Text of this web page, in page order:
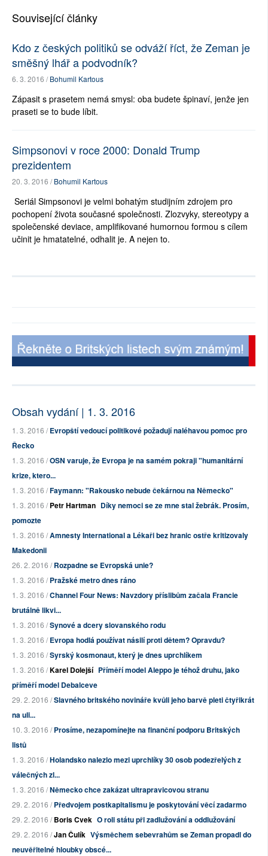
Související články
Kdo z českých politiků se odváží říct, že Zeman je
směšný lhář a podvodník?
6. 3. 2016 /Bohumil Kartous
Zápasit s prasetem nemá smysl: oba budete špinaví, jenže jen
praseti se to bude líbit.
Simpsonovi v roce 2000: Donald Trump
prezidentem
20. 3. 2016 /Bohumil Kartous
Seriál Simpsonovi je velmi bohatým studijním zdrojem pro
pochopení života současné společnosti. Zlozvyky, stereotypy a
společenské deviace, amplifikované humornou formou s cílem
učinit je hmatatelné, odhalit je. A nejen to.
Obsah vydání | 1. 3. 2016
1. 3. 2016 /Evropští vedoucí politikové požadují naléhavou pomoc pro
Řecko
1. 3. 2016 /OSN varuje, že Evropa je na samém pokraji "humanitární
krize, ktero...
1. 3. 2016 /Faymann: "Rakousko nebude čekárnou na Německo"
1. 3. 2016 /Petr Hartman Díky nemoci se ze mne stal žebrák. Prosím,
pomozte
1. 3. 2016 /Amnesty International a Lékaři bez hranic ostře kritizovaly
Makedonii
26. 2. 2016 /Rozpadne se Evropská unie?
1. 3. 2016 /Pražské metro dnes ráno
1. 3. 2016 /Channel Four News: Navzdory příslibům začala Francie
brutálně likvi...
1. 3. 2016 /Synové a dcery slovanského rodu
1. 3. 2016 /Evropa hodlá používat násilí proti dětem? Opravdu?
1. 3. 2016 /Syrský kosmonaut, který je dnes uprchlíkem
1. 3. 2016 /Karel Dolejší Příměří model Aleppo je téhož druhu, jako
příměří model Debalceve
29. 2. 2016 /Slavného britského novináře kvůli jeho barvě pleti čtyřikrát
na uli...
10. 3. 2016 /Prosíme, nezapomínejte na finanční podporu Britských
listů
1. 3. 2016 /Holandsko nalezlo mezi uprchlíky 30 osob podezřelých z
válečných zl...
1. 3. 2016 /Německo chce zakázat ultrapravicovou stranu
29. 2. 2016 /Předvojem postkapitalismu je poskytování věcí zadarmo
29. 2. 2016 /Boris Cvek O roli státu při zadlužování a oddlužování
29. 2. 2016 /Jan Čulík Výsměchem sebevrahům se Zeman propadl do
neuvěřitelné hloubky obscé...